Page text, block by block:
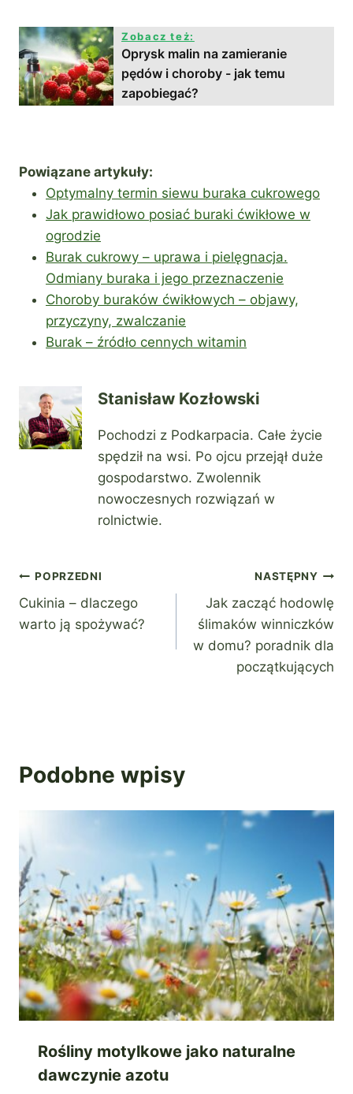
Zobacz też:
Oprysk malin na zamieranie
pędów i choroby - jak temu
zapobiegać?
Powiązane artykuły:
Optymalny termin siewu buraka cukrowego
Jak prawidłowo posiać buraki ćwikłowe w
ogrodzie
Burak cukrowy – uprawa i pielęgnacja.
Odmiany buraka i jego przeznaczenie
Choroby buraków ćwikłowych – objawy,
przyczyny, zwalczanie
Burak – źródło cennych witamin
Stanisław Kozłowski
Pochodzi z Podkarpacia. Całe życie
spędził na wsi. Po ojcu przejął duże
gospodarstwo. Zwolennik
nowoczesnych rozwiązań w
rolnictwie.
Nawigacja
wpisu
POPRZEDNI
Cukinia – dlaczego
warto ją spożywać?
NASTĘPNY
Jak zacząć hodowlę
ślimaków winniczków
w domu? poradnik dla
początkujących
Podobne wpisy
Rośliny motylkowe jako naturalne
dawczynie azotu